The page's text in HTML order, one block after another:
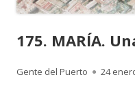
175. MARÍA.
Autor
Gente del Puerto 24